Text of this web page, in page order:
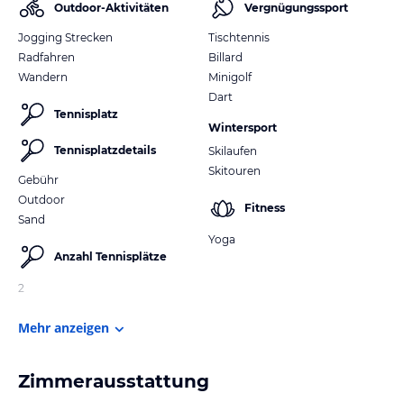
Outdoor-Aktivitäten
Jogging Strecken
Radfahren
Wandern
Tennisplatz
Tennisplatzdetails
Gebühr
Outdoor
Sand
Anzahl Tennisplätze
2
Vergnügungssport
Tischtennis
Billard
Minigolf
Dart
Wintersport
Skilaufen
Skitouren
Fitness
Yoga
Mehr anzeigen
Zimmerausstattung